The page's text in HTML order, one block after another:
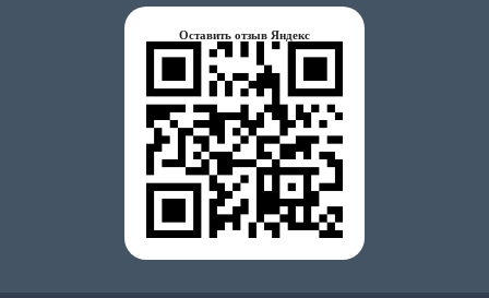
Оставить отзыв Яндекс